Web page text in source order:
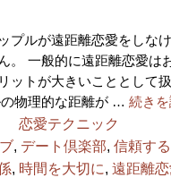
プルが遠距離恋愛をしな
。 一般的に遠距離恋愛は
ットが大きいこととして
物理的な距離が … 続き
恋愛テクニック
, デート倶楽部, 信頼する
, 時間を大切に, 遠距離